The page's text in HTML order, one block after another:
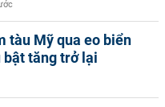
tàu Mỹ qua eo biển
bật tăng trở lại